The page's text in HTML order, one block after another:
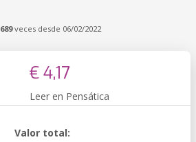
689veces desde 06/02/2022
€ 4,17
Leer en Pensática
Valor total: